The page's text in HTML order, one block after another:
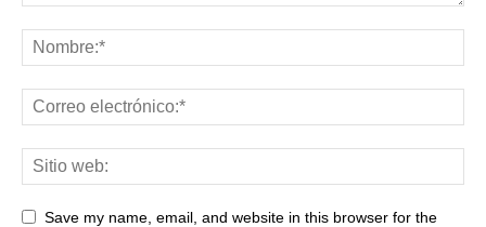
Save my name, email, and website in this browser for the